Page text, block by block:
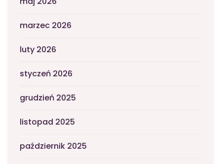
marzec 2026
luty 2026
styczeń 2026
grudzień 2025
listopad 2025
październik 2025